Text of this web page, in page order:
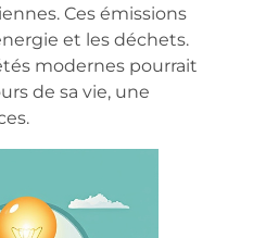
Ces émissions
et les déchets.
modernes pourrait
de sa vie, une